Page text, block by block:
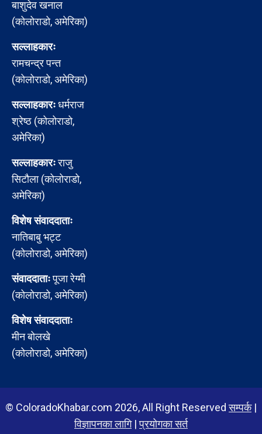
बाशुदेव खनाल
(कोलोराडो, अमेरिका)
सल्लाहकारः
रामचन्द्र पन्त
(कोलोराडो, अमेरिका)
सल्लाहकारःधर्मराज
श्रेष्ठ (कोलोराडो,
अमेरिका)
सल्लाहकारःराजु
सिटौला (कोलोराडो,
अमेरिका)
विशेष संवाददाताः
नातिबाबु भट्ट
(कोलोराडो, अमेरिका)
संवाददाताःपूजा रेग्मी
(कोलोराडो, अमेरिका)
विशेष संवाददाताः
मीन बोलखे
(कोलोराडो, अमेरिका)
© ColoradoKhabar.com 2026, All Right Reservedसम्पर्क|
विज्ञापनका लागि|प्रयोगका सर्त